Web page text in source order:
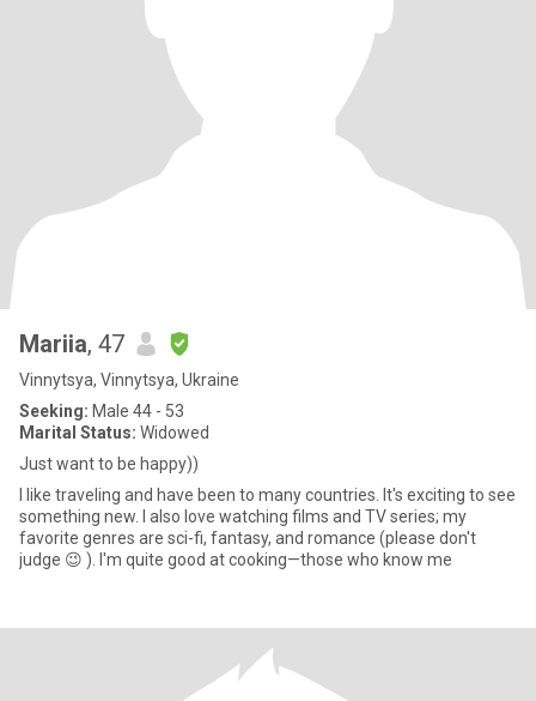
Mariia, 47
Vinnytsya, Vinnytsya, Ukraine
Seeking: Male 44 - 53
Marital Status: Widowed
Just want to be happy))
I like traveling and have been to many countries. It's exciting to see
something new. I also love watching films and TV series; my
favorite genres are sci-fi, fantasy, and romance (please don't
judge 😉 ). I'm quite good at cooking—those who know me